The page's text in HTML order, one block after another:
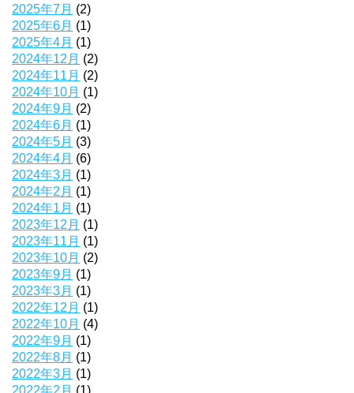
2025年7月 (2)
2025年6月 (1)
2025年4月 (1)
2024年12月 (2)
2024年11月 (2)
2024年10月 (1)
2024年9月 (2)
2024年6月 (1)
2024年5月 (3)
2024年4月 (6)
2024年3月 (1)
2024年2月 (1)
2024年1月 (1)
2023年12月 (1)
2023年11月 (1)
2023年10月 (2)
2023年9月 (1)
2023年3月 (1)
2022年12月 (1)
2022年10月 (4)
2022年9月 (1)
2022年8月 (1)
2022年3月 (1)
2022年2月 (1)